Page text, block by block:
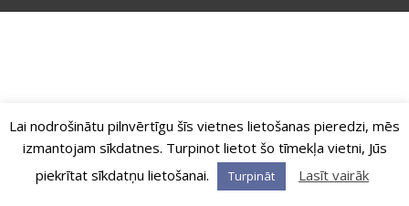
Lai nodrošinātu pilnvērtīgu šīs vietnes lietošanas pieredzi, mēs
izmantojam sīkdatnes. Turpinot lietot šo tīmekļa vietni, Jūs
piekrītat sīkdatņu lietošanai.
Turpināt Lasīt vairāk